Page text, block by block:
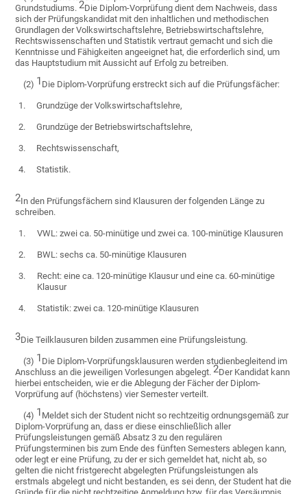
Grundstudiums. 2Die Diplom-Vorprüfung dient dem Nachweis, dass
sich der Prüfungskandidat mit den inhaltlichen und methodischen
Grundlagen der Volkswirtschaftslehre, Betriebswirtschaftslehre,
Rechtswissenschaften und Statistik vertraut gemacht und sich die
Kenntnisse und Fähigkeiten angeeignet hat, die erforderlich sind, um
das Hauptstudium mit Aussicht auf Erfolg zu betreiben.
(2) 1 Die Diplom-Vorprüfung erstreckt sich auf die Prüfungsfächer:
1. Grundzüge der Volkswirtschaftslehre,
2. Grundzüge der Betriebswirtschaftslehre,
3. Rechtswissenschaft,
4. Statistik.
2In den Prüfungsfächern sind Klausuren der folgenden Länge zu
schreiben.
1. VWL: zwei ca. 50-minütige und zwei ca. 100-minütige Klausuren
2. BWL: sechs ca. 50-minütige Klausuren
3.
Recht: eine ca. 120-minütige Klausur und eine ca. 60-minütige
Klausur
4. Statistik: zwei ca. 120-minütige Klausuren
3Die Teilklausuren bilden zusammen eine Prüfungsleistung.
(3) 1 Die Diplom-Vorprüfungsklausuren werden studienbegleitend im
Anschluss an die jeweiligen Vorlesungen abgelegt. 2Der Kandidat kann
hierbei entscheiden, wie er die Ablegung der Fächer der Diplom-
Vorprüfung auf (höchstens) vier Semester verteilt.
(4) 1 Meldet sich der Student nicht so rechtzeitig ordnungsgemäß zur
Diplom-Vorprüfung an, dass er diese einschließlich aller
Prüfungsleistungen gemäß Absatz 3 zu den regulären
Prüfungsterminen bis zum Ende des fünften Semesters ablegen kann,
oder legt er eine Prüfung, zu der er sich gemeldet hat, nicht ab, so
gelten die nicht fristgerecht abgelegten Prüfungsleistungen als
erstmals abgelegt und nicht bestanden, es sei denn, der Student hat die